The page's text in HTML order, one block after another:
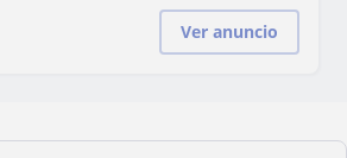
Ver anuncio